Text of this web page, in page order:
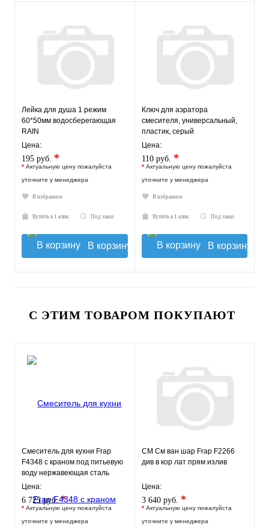
Лейка для душа 1 режим
60*50мм водосберегающая
RAIN
Цена:
195 руб. *
* Актуальную цену пожалуйста
уточните у менеджера
В избранное
Купить в 1 клик Под заказ
В корзину
Ключ для аэратора
смесителя, универсальный,
пластик, серый
Цена:
110 руб. *
* Актуальную цену пожалуйста
уточните у менеджера
В избранное
Купить в 1 клик Под заказ
В корзину
С ЭТИМ ТОВАРОМ ПОКУПАЮТ
Смеситель для кухни Frap
F4348 c краном под питьевую
воду нержавеющая сталь
Цена:
6 725 руб.*
* Актуальную цену пожалуйста
уточните у менеджера
СМ См ван шар Frap F2266
див в кор лат прям излив
Цена:
3 640 руб. *
* Актуальную цену пожалуйста
уточните у менеджера